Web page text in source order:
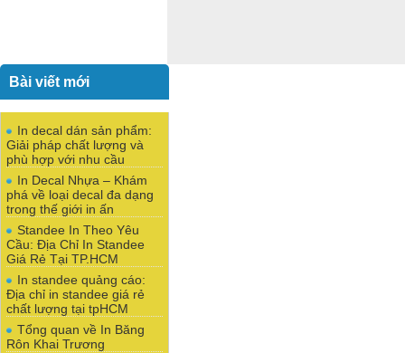
Bài viết mới
In decal dán sản phẩm:
Giải pháp chất lượng và
phù hợp với nhu cầu
In Decal Nhựa – Khám
phá về loại decal đa dạng
trong thế giới in ấn
Standee In Theo Yêu
Cầu: Địa Chỉ In Standee
Giá Rẻ Tại TP.HCM
In standee quảng cáo:
Địa chỉ in standee giá rẻ
chất lượng tại tpHCM
Tổng quan về In Băng
Rôn Khai Trương